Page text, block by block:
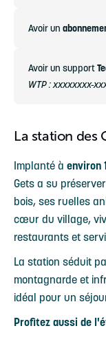
Avoir un
Avoir un support
WTP : xxxxxxxx-
La station des
Implanté à environ
Gets a su
bois, ses ruelles
cœur du village,
restaurants et
La station séduit
montagnarde et
idéal pour un
Profitez aussi de